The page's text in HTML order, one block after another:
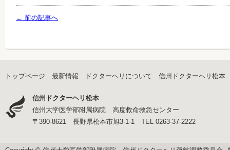
← 前の記事へ
トップページ 最新情報 ドクターヘリについて 信州ドクターヘリ松本
信州ドクターヘリ松本
信州大学医学部附属病院 高度救命救急センター
〒390-8621 長野県松本市旭3-1-1 TEL 0263-37-2222